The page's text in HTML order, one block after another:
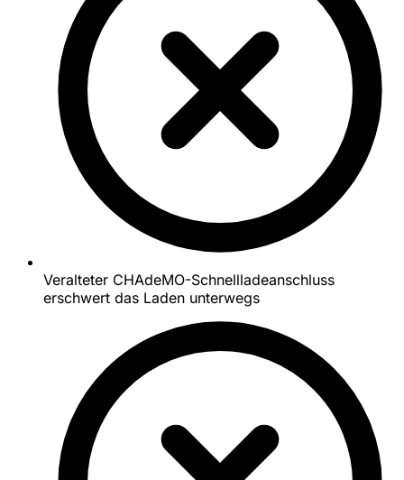
Veralteter CHAdeMO-Schnellladeanschluss
erschwert das Laden unterwegs